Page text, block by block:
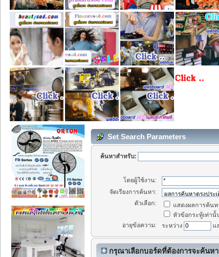
Set Search Parameters
ค้นหาสำหรับ:
โดยผู้ใช้งาน:
จัดเรียงการค้นหา:
ตัวเลือก:
แสดงผลการค้น
หัวข้อกระทู้เท่านั้
อายุข้อความ:
ระหว่าง แ
กรุณาเลือกบอร์ดที่ต้องการจะค้นห